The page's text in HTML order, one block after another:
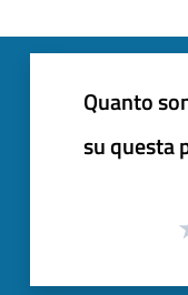
Quanto
su questa